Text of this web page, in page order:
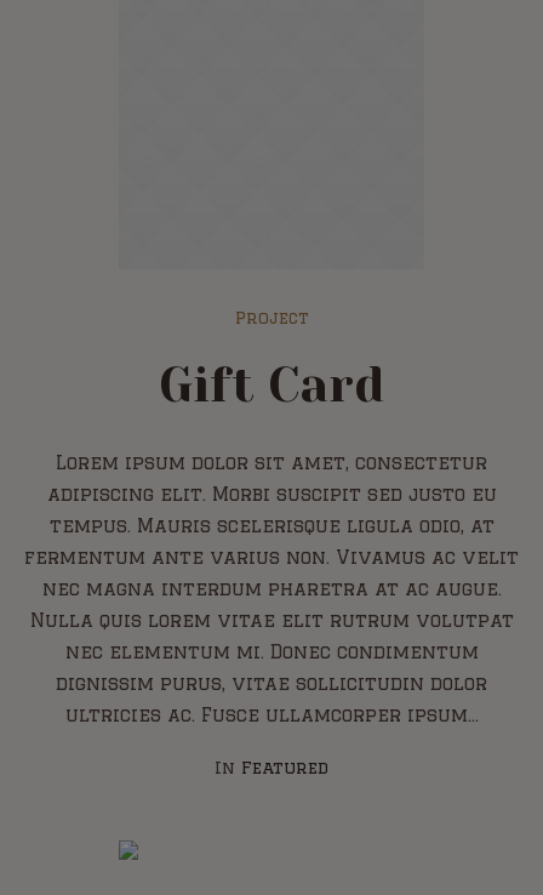
Project
Gift Card
Lorem ipsum dolor sit amet, consectetur
adipiscing elit. Morbi suscipit sed justo eu
tempus. Mauris scelerisque ligula odio, at
fermentum ante varius non. Vivamus ac velit
nec magna interdum pharetra at ac augue.
Nulla quis lorem vitae elit rutrum volutpat
nec elementum mi. Donec condimentum
dignissim purus, vitae sollicitudin dolor
ultricies ac. Fusce ullamcorper ipsum...
In Featured